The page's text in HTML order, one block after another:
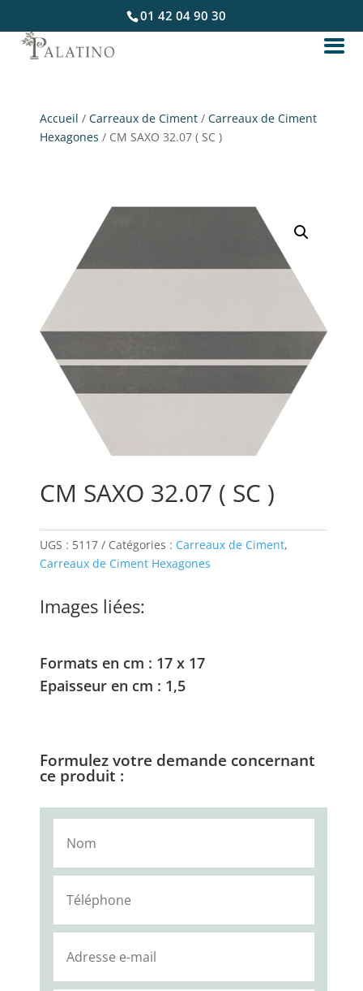
01 42 04 90 30
Accueil /Carreaux de Ciment /Carreaux de Ciment
Hexagones / CM SAXO 32.07 ( SC )
CM SAXO 32.07 ( SC )
UGS : 5117 Catégories : Carreaux de Ciment,
Carreaux de Ciment Hexagones
Images liées:
Formats en cm : 17 x 17
Epaisseur en cm : 1,5
Formulez votre demande concernant
ce produit :